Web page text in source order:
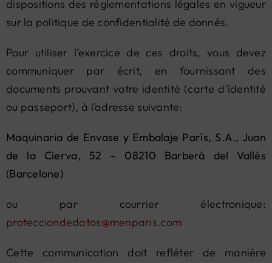
dispositions des réglementations légales en vigueur
sur la politique de confidentialité de donnés.
Pour utiliser l’exercice de ces droits, vous devez
communiquer par écrit, en fournissant des
documents prouvant votre identité (carte d’identité
ou passeport), à l’adresse suivante:
Maquinaria de Envase y Embalaje París, S.A., Juan
de la Cierva, 52 – 08210 Barberà del Vallés
(Barcelone)
ou par courrier électronique:
protecciondedatos@menparis.com
Cette communication doit refléter de manière